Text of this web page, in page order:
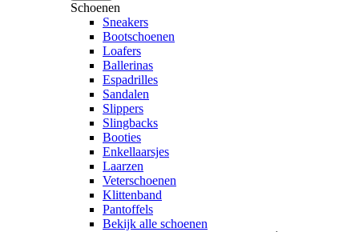
Schoenen
Sneakers
Bootschoenen
Loafers
Ballerinas
Espadrilles
Sandalen
Slippers
Slingbacks
Booties
Enkellaarsjes
Laarzen
Veterschoenen
Klittenband
Pantoffels
Bekijk alle schoenen